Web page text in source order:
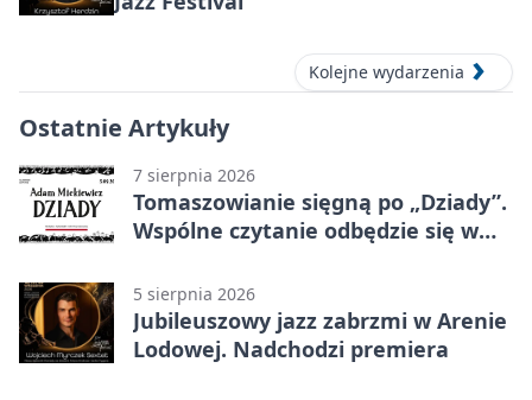
Kolejne wydarzenia
Ostatnie Artykuły
7 sierpnia 2026
Tomaszowianie sięgną po „Dziady”.
Wspólne czytanie odbędzie się w
5 sierpnia 2026
Jubileuszowy jazz zabrzmi w Arenie
Lodowej. Nadchodzi premiera